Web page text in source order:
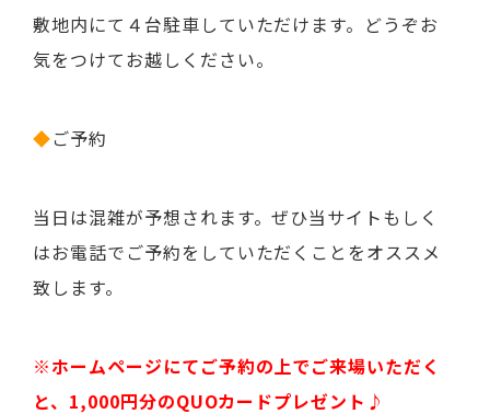
敷地内にて４台駐車していただけます。どうぞお
気をつけてお越しください。
◆ご予約
当日は混雑が予想されます。ぜひ当サイトもしく
はお電話でご予約をしていただくことをオススメ
致します。
※ホームページにてご予約の上でご来場いただく
と、1,000円分のQUOカードプレゼント♪